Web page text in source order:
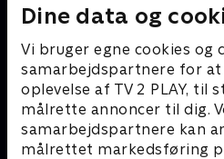
Dine data og
Vi bruger egne cookies og
samarbejdspartnere for at
oplevelse af TV 2 PLAY, til
målrette annoncer til dig.
samarbejdspartnere kan
målrettet markedsføring
Sunday
Komedie • 6 sæsoner